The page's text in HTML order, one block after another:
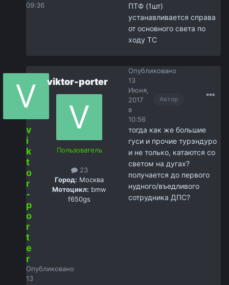
09:36
на дугах или нет, это не
оговариваетс
ПТФ (1шт)
устанавливается справа
от основного света по
ходу ТС
v
i
k
t
o
r
-
p
o
r
t
e
r
Опубликовано
13
viktor-porter
Пользователь
23
Город: Москва
Мотоцикл: bmw
f650gs
Автор
Опубликовано
13
Июня,
2017
в
10:56
тогда как же большие
гуси и прочие турэндуро
и не только, катаются со
светом на дугах?
получается до первого
нудного/въедливого
сотрудника ДПС?